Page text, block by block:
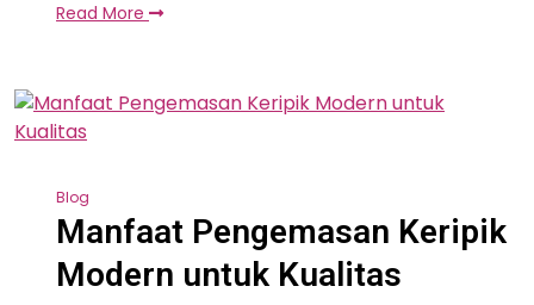
Read More
Blog
Manfaat Pengemasan Keripik
Modern untuk Kualitas